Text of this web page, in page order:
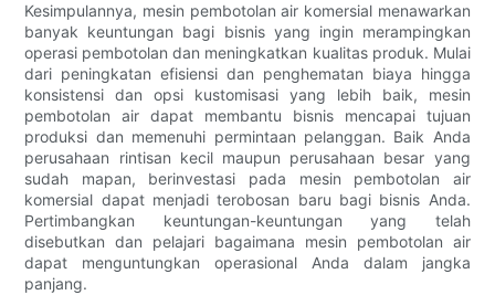
Kesimpulannya, mesin pembotolan air komersial menawarkan
banyak keuntungan bagi bisnis yang ingin merampingkan
operasi pembotolan dan meningkatkan kualitas produk. Mulai
dari peningkatan efisiensi dan penghematan biaya hingga
konsistensi dan opsi kustomisasi yang lebih baik, mesin
pembotolan air dapat membantu bisnis mencapai tujuan
produksi dan memenuhi permintaan pelanggan. Baik Anda
perusahaan rintisan kecil maupun perusahaan besar yang
sudah mapan, berinvestasi pada mesin pembotolan air
komersial dapat menjadi terobosan baru bagi bisnis Anda.
Pertimbangkan keuntungan-keuntungan yang telah
disebutkan dan pelajari bagaimana mesin pembotolan air
dapat menguntungkan operasional Anda dalam jangka
panjang.